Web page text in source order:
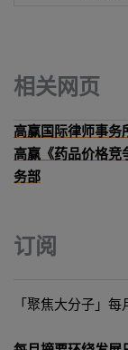
相关网页
高赢国际律师事务
高赢《药品价格竞
务部
订阅
「聚焦大分子」每